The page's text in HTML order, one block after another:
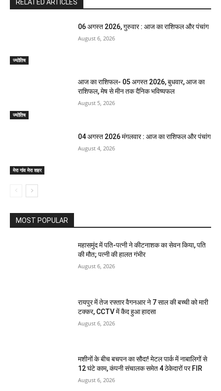
RELATED ARTICLES
ज्योतिष
06 अगस्त 2026, गुरुवार : आज का राशिफल और पंचांग
August 6, 2026
ज्योतिष
आज का राशिफल- 05 अगस्त 2026, बुधवार, आज का
राशिफल, मेष से मीन तक दैनिक भविष्यफल
August 5, 2026
मेरा गांव मेरा शहर
04 अगस्त 2026 मंगलवार : आज का राशिफल और पंचांग
August 4, 2026
MOST POPULAR
महासमुंद में पति-पत्नी ने कीटनाशक का सेवन किया, पति
की मौत; पत्नी की हालत गंभीर
August 6, 2026
रायपुर में तेज रफ्तार वैगनआर ने 7 साल की बच्ची को मारी
टक्कर, CCTV में कैद हुआ हादसा
August 6, 2026
मशीनों के बीच बचपन का सौदा! मेटल पार्क में नाबालिगों से
12 घंटे काम, कंपनी संचालक समेत 4 ठेकेदारों पर FIR
August 6, 2026